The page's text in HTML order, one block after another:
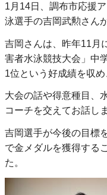
1月14日、調布市応援
泳選手の吉岡武勲さん
吉岡さんは、昨年11月
害者水泳競技大会」中
1位という好成績を収
大会の話や得意種目、
コーチを交えてお話し
吉岡選手が今後の目標
で金メダルを獲得する
た。